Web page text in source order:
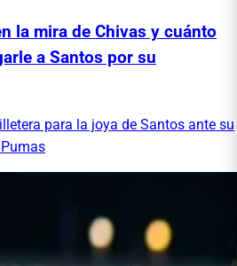
la mira de Chivas y cuánto
a Santos por su
para la joya de Santos ante su